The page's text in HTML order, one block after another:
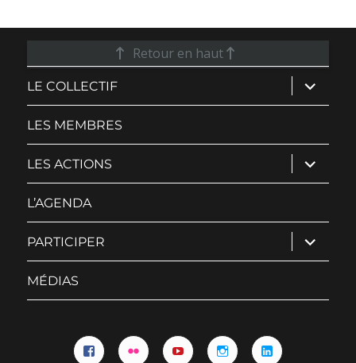
Retour en haut
LE COLLECTIF ouvrir
le
sous-
LES MEMBRES
LES ACTIONS ouvrir
le
sous-
L’AGENDA
PARTICIPER ouvrir
le
sous-
MÉDIAS